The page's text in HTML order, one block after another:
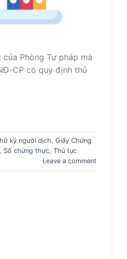
Phòng Tư pháp mà
CP có quy định thủ
ký người dịch, Giấy Chứng
, Số chứng thực, Thủ tục
Leave a comment